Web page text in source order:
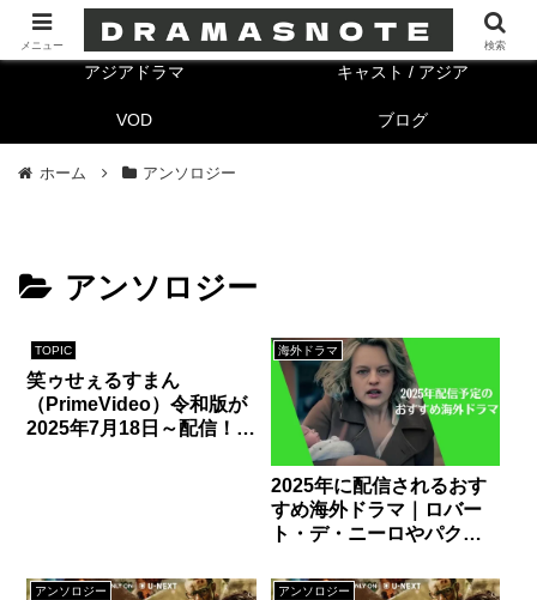
海外ドラマ キャスト/海外
アジアドラマ キャスト / アジア
VOD ブログ
ホーム アンソロジー
アンソロジー
TOPIC
笑ゥせぇるすまん
（PrimeVideo）令和版が
2025年7月18日～配信！キ
海外ドラマ
2025年に配信されるおす
すめ海外ドラマ｜ロバー
ト・デ・ニーロやパク・
も続々登場！
アンソロジー アンソロジー
メニュー 検索